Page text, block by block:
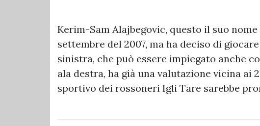
Kerim-Sam Alajbegovic, questo il suo
settembre del 2007, ma ha deciso di
sinistra, che può essere impiegato anche
ala destra, ha già una valutazione vicina
sportivo dei rossoneri Igli Tare sarebbe